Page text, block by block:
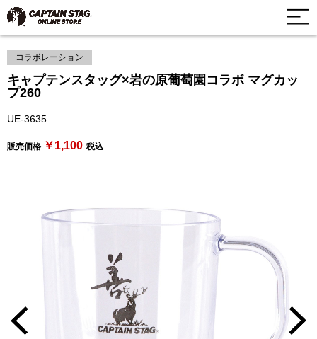
コラボレーション
キャプテンスタッグ×岩の原葡萄園コラボ マグカッ
プ260
UE-3635
販売価格 ￥1,100 税込